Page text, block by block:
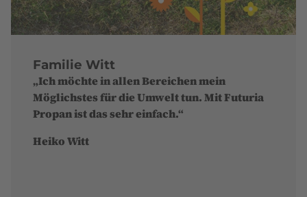
Familie Witt
„Ich möchte in allen Bereichen mein
Möglichstes für die Umwelt tun. Mit Futuria
Propan ist das sehr einfach.“
Heiko Witt